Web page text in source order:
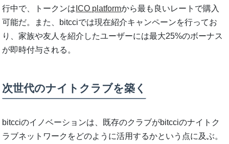
行中で、トークンは ICO platformから最も良いレートで購入
可能だ。また、bitcciでは現在紹介キャンペーンを行ってお
り、家族や友人を紹介したユーザーには最大25%のボーナス
が即時付与される。
次世代のナイトクラブを築く
bitcciのイノベーションは、既存のクラブがbitcciのナイトク
ラブネットワークをどのように活用するかという点に及ぶ。